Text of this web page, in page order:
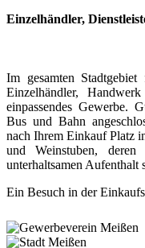
Einzelhändler,
Im gesamten
Einzelhändler,
einpassendes Gewerbe.
Bus und Bahn
nach Ihrem Einkauf Platz
und Weinstuben,
unterhaltsamen Aufenthalt
Ein Besuch in der